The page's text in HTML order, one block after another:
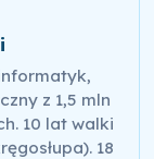
z 1,5 mln
10 lat walki
18